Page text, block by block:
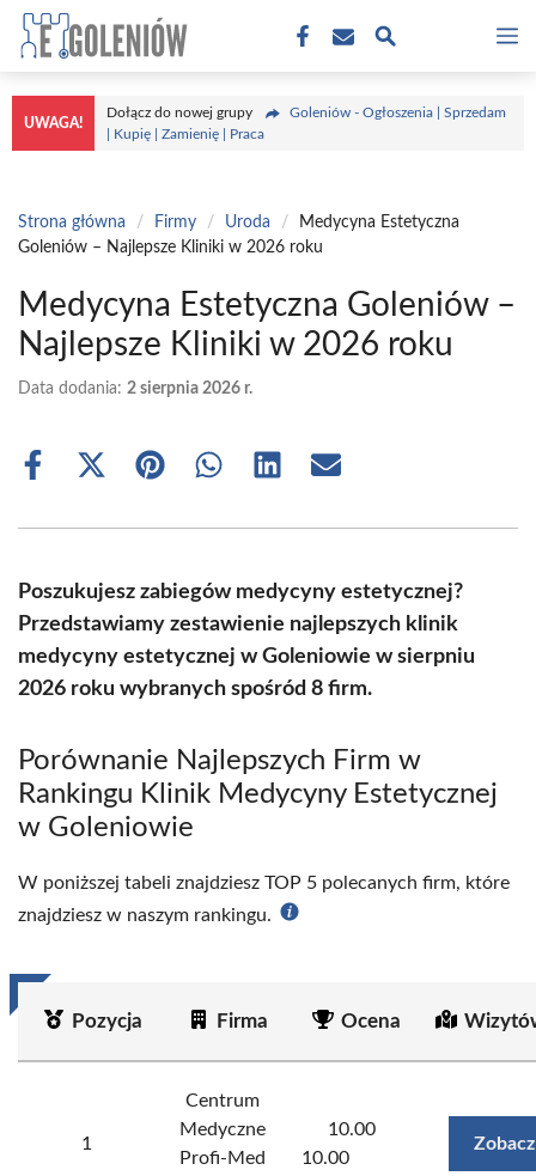
Przejdź
treści
UWAGA!
Dołącz do nowej grupy
Goleniów - Ogłoszenia | Sprzedam
| Kupię | Zamienię | Praca
Strona główna / Firmy / Uroda /
Medycyna Estetyczna
Goleniów – Najlepsze Kliniki w 2026 roku
Medycyna Estetyczna Goleniów –
Najlepsze Kliniki w 2026 roku
Data dodania: 2 sierpnia 2026 r.
Share
Share
(Twitter)
Share Share Share Share
Poszukujesz zabiegów medycyny estetycznej?
Przedstawiamy zestawienie najlepszych klinik
medycyny estetycznej w Goleniowie w sierpniu
2026 roku wybranych spośród 8 firm.
Porównanie Najlepszych Firm w
Rankingu Klinik Medycyny Estetycznej
w Goleniowie
W poniższej tabeli znajdziesz TOP 5 polecanych firm, które
znajdziesz w naszym rankingu.
Pozycja Firma Ocena
1
Centrum
Medyczne
Profi-Med
10.00
10.00